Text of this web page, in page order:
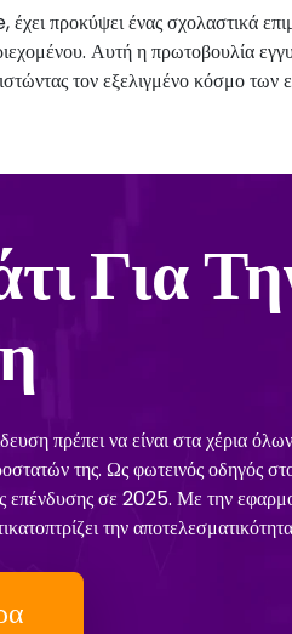
προκύψει ένας σχολαστικά
Αυτή η πρωτοβουλία
τον εξελιγμένο κόσμο
Για
πρέπει να είναι στα χέρια
της. Ως φωτεινός οδηγός
επένδυσης σε 2025. Με την
την